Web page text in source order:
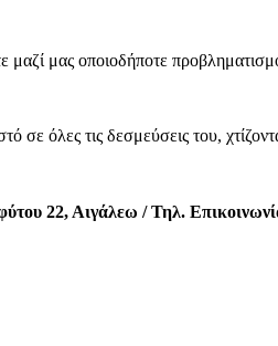
μαζί μας οποιοδήποτε
σε όλες τις δεσμεύσεις του,
22, Αιγάλεω / Τηλ.